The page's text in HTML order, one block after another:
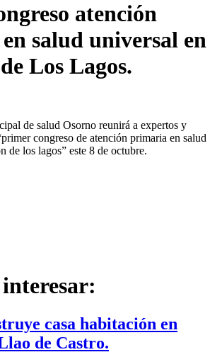
atención
salud universal en
Los Lagos.
de salud Osorno reunirá a expertos y
congreso de atención primaria en salud
de los lagos” este 8 de octubre.
casa habitación en
de Castro.